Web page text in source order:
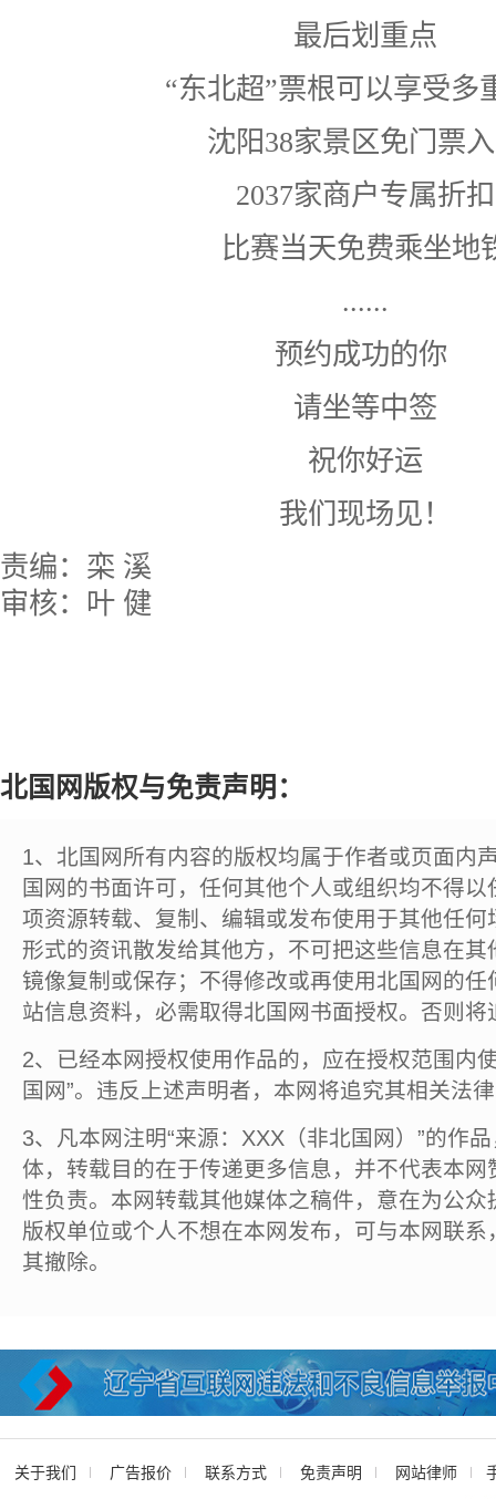
最后划重点
“东北超”票根可以享受多
沈阳38家景区免门票
2037家商户专属折扣
比赛当天免费乘坐地
......
预约成功的你
请坐等中签
祝你好运
我们现场见！
责编：栾 溪
审核：叶 健
北国网版权与免责声明：
1、北国网所有内容的版权均属于作者或页面内
国网的书面许可，任何其他个人或组织均不得
项资源转载、复制、编辑或发布使用于其他任
形式的资讯散发给其他方，不可把这些信息在
镜像复制或保存；不得修改或再使用北国网的
站信息资料，必需取得北国网书面授权。否则将
2、已经本网授权使用作品的，应在授权范围内
国网”。违反上述声明者，本网将追究其相关法
3、凡本网注明“来源：XXX（非北国网）”的作
体，转载目的在于传递更多信息，并不代表本
性负责。本网转载其他媒体之稿件，意在为公
版权单位或个人不想在本网发布，可与本网联
其撤除。
关于我们 广告报价 联系方式 免责声明 网站律师